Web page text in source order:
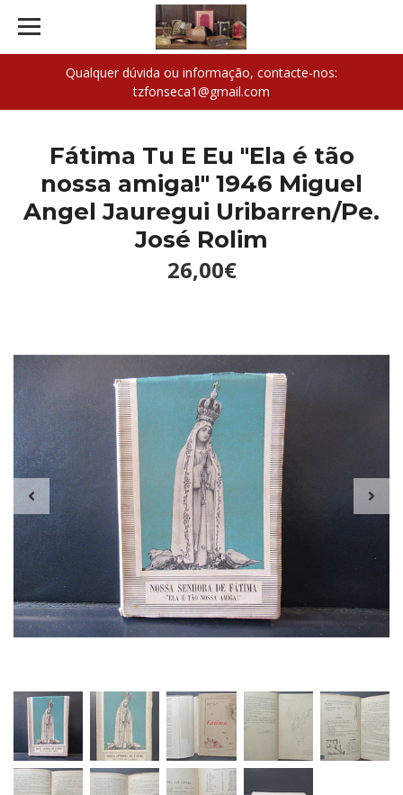
Qualquer dúvida ou informação, contacte-nos:
tzfonseca1@gmail.com
Fátima Tu E Eu "Ela é tão
nossa amiga!" 1946 Miguel
Angel Jauregui Uribarren/Pe.
José Rolim
26,00€